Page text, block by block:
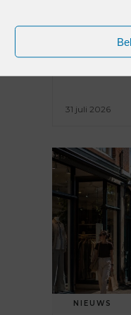
BESTE
2027
31 juli 2026
NIEUWS